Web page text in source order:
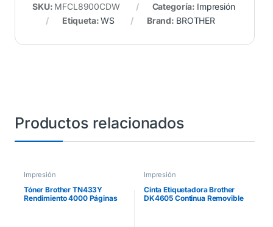
SKU: MFCL8900CDW Categoría: Impresión
Etiqueta:WS Brand: BROTHER
Productos relacionados
Impresión
Tóner Brother TN433Y
Rendimiento 4000 Páginas
Impresión
Cinta Etiquetadora Brother
DK4605 Continua Removible